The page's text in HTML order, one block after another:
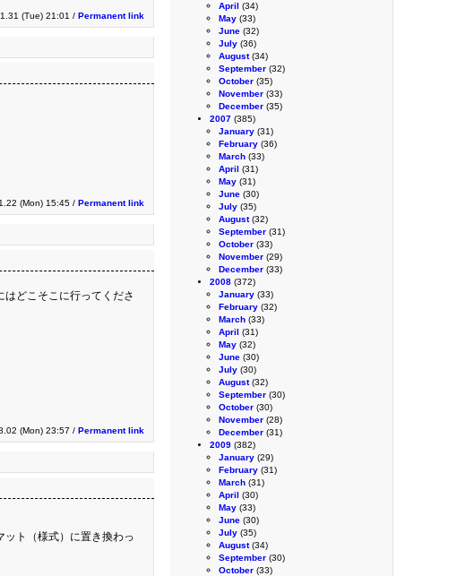
April (34)
May (33)
June (32)
July (36)
August(34)
September (32)
October (35)
November (33)
December (35)
2007 (385)
January (31)
February (36)
March (33)
April (31)
May (31)
June (30)
July (35)
August(32)
September (31)
October (33)
November (29)
December (33)
2008 (372)
January (33)
February (32)
March (33)
April (31)
May (32)
June (30)
July (30)
August(32)
September (30)
October (30)
November (28)
December (31)
2009 (382)
January (29)
February (31)
March (31)
April (30)
May (33)
June (30)
July (35)
August(34)
September (30)
October (33)
(Tue) 21:01 / Permanent link
(Mon) 15:45 / Permanent link
どこそこに行ってくださ
(Mon) 23:57 / Permanent link
ト（様式）に置き換わっ